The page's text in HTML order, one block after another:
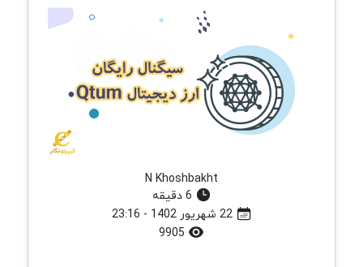
N Khoshbakht
22 شهریور 1402 - 23:16